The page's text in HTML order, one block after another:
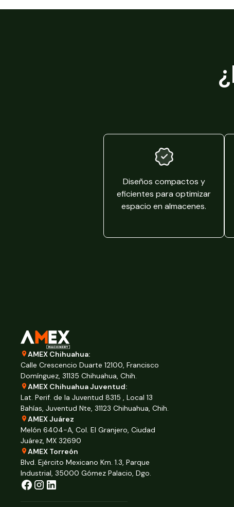
Diseños compactos y
eficientes para optimizar
espacio en almacenes.
AMEX Chihuahua:
Calle Crescencio Duarte 12100, Francisco
Domínguez, 31135 Chihuahua, Chih.
AMEX Chihuahua Juventud:
Lat. Perif. de la Juventud 8315 , Local 13
Bahías, Juventud Nte, 31123 Chihuahua, Chih.
AMEX Juárez
Melón 6404-A, Col. El Granjero, Ciudad
Juárez, MX 32690
AMEX Torreón
Blvd. Ejército Mexicano Km. 1.3, Parque
Industrial, 35000 Gómez Palacio, Dgo.